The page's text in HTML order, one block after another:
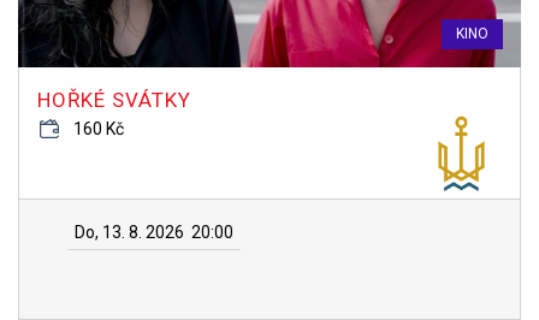
KINO
HOŘKÉ SVÁTKY
160 Kč
Do, 13. 8. 2026 20:00